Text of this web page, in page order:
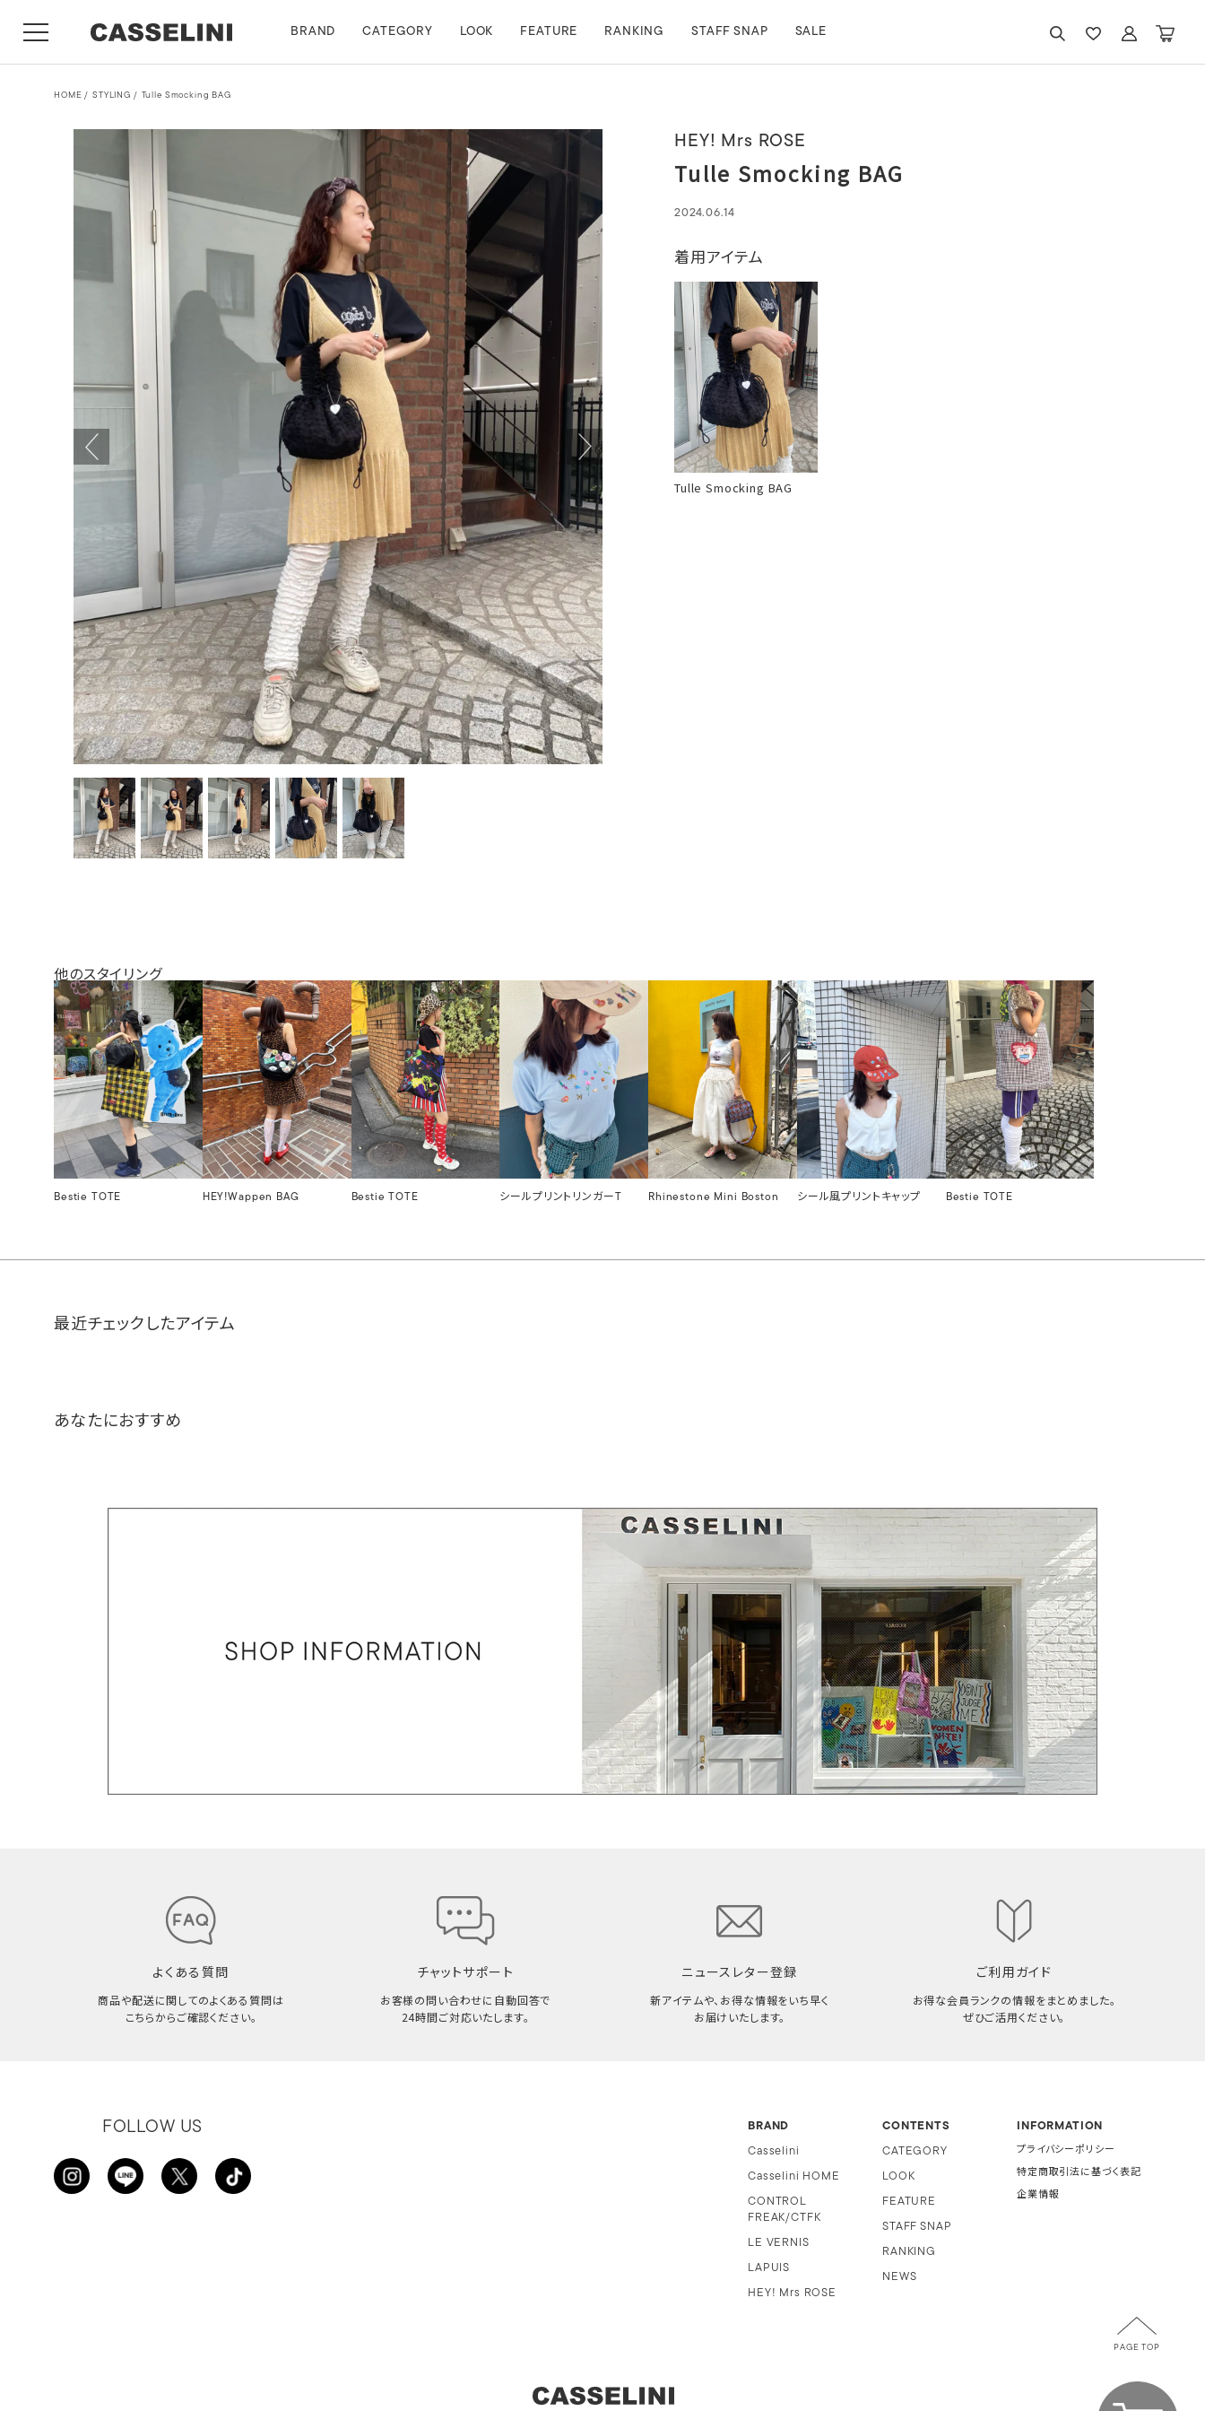
BRAND CATEGORY LOOK FEATURE RANKING STAFF SNAP SALE
HOME STYLING Tulle Smocking BAG
HEY! Mrs ROSE
Tulle Smocking BAG
2024.06.14
着用アイテム
Tulle Smocking BAG
他のスタイリング
Bestie TOTE HEY!Wappen BAG Bestie TOTE シールプリントリンガーT Rhinestone Mini Boston シール風プリントキャップ Bestie TOTE
最近チェックしたアイテム
あなたにおすすめ
よくある質問
商品や配送に関してのよくある質問は
こちらからご確認ください。
チャットサポート
お客様の問い合わせに自動回答で
24時間ご対応いたします。
ニュースレター登録
新アイテムや、お得な情報をいち早く
お届けいたします。
ご利用ガイド
お得な会員ランクの情報をまとめました。
ぜひご活用ください。
FOLLOW US BRAND
Casselini
Casselini HOME
CONTROL
FREAK/CTFK
LE VERNIS
LAPUIS
HEY! Mrs ROSE
CONTENTS
CATEGORY
LOOK
FEATURE
STAFF SNAP
RANKING
NEWS
INFORMATION
プライバシーポリシー
特定商取引法に基づく表記
企業情報
PAGE TOP